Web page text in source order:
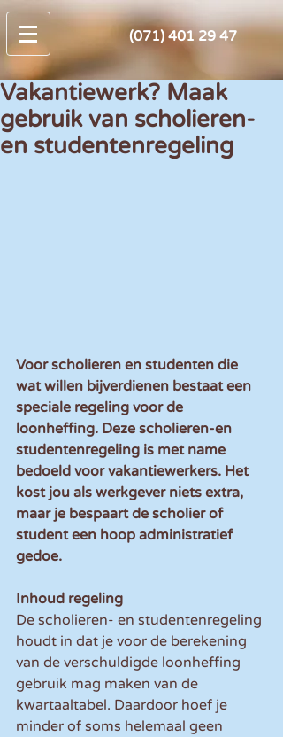
(071) 401 29 47
Vakantiewerk? Maak
gebruik van scholieren-
en studentenregeling
Voor scholieren en studenten die
wat willen bijverdienen bestaat een
speciale regeling voor de
loonheffing. Deze scholieren-en
studentenregeling is met name
bedoeld voor vakantiewerkers. Het
kost jou als werkgever niets extra,
maar je bespaart de scholier of
student een hoop administratief
gedoe.
Inhoud regeling
De scholieren- en studentenregeling
houdt in dat je voor de berekening
van de verschuldigde loonheffing
gebruik mag maken van de
kwartaaltabel. Daardoor hoef je
minder of soms helemaal geen